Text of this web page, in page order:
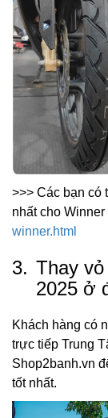
>>> Các bạn có
nhất cho
winner.html
3. Thay
2025 ở
Khách hàng có
trực tiếp Trung
Shop2banh.vn
tốt nhất.